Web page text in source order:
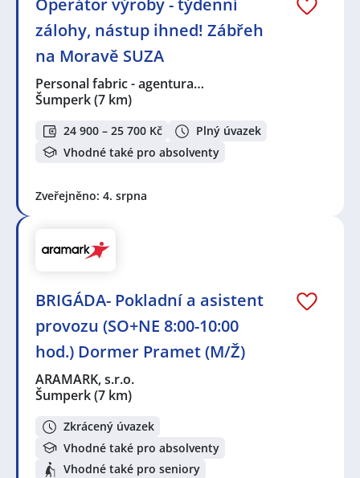
zálohy, nástup ihned! Zábřeh
na Moravě SUZA
Personal fabric - agentura…
Šumperk(7 km)
24 900 – 25 700 Kč
Plný úvazek
Vhodné také pro absolventy
Zveřejněno: 4. srpna
BRIGÁDA- Pokladní a asistent
provozu (SO+NE 8:00-10:00
hod.) Dormer Pramet (M/Ž)
ARAMARK, s.r.o.
Šumperk(7 km)
Zkrácený úvazek
Vhodné také pro absolventy
Vhodné také pro seniory